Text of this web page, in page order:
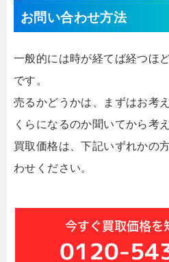
お問い合わせ方法
一般的には時が経てば経つほ
です。
売るかどうかは、まずはお考
くらになるのか聞いてから考
買取価格は、下記いずれかの
わせください。